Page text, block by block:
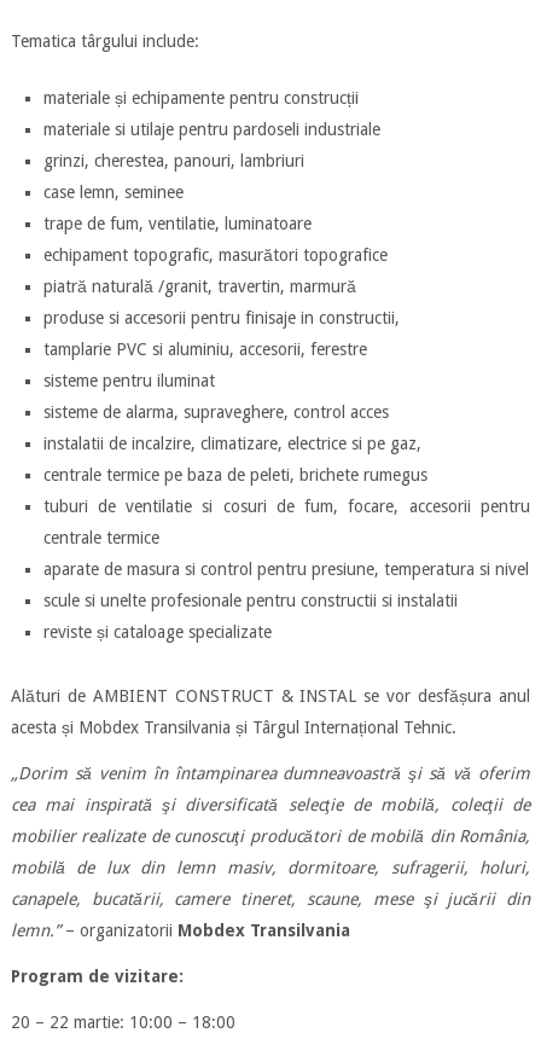
Tematica târgului include:
materiale și echipamente pentru construcții
materiale si utilaje pentru pardoseli industriale
grinzi, cherestea, panouri, lambriuri
case lemn, seminee
trape de fum, ventilatie, luminatoare
echipament topografic, masurători topografice
piatră naturală /granit, travertin, marmură
produse si accesorii pentru finisaje in constructii,
tamplarie PVC si aluminiu, accesorii, ferestre
sisteme pentru iluminat
sisteme de alarma, supraveghere, control acces
instalatii de incalzire, climatizare, electrice si pe gaz,
centrale termice pe baza de peleti, brichete rumegus
tuburi de ventilatie si cosuri de fum, focare, accesorii pentru
centrale termice
aparate de masura si control pentru presiune, temperatura si nivel
scule si unelte profesionale pentru constructii si instalatii
reviste și cataloage specializate
Alături de AMBIENT CONSTRUCT & INSTAL se vor desfășura anul
acesta și Mobdex Transilvania și Târgul Internațional Tehnic.
„Dorim să venim în întampinarea dumneavoastră şi să vă oferim
cea mai inspirată şi diversificată selecţie de mobilă, colecţii de
mobilier realizate de cunoscuţi producători de mobilă din România,
mobilă de lux din lemn masiv, dormitoare, sufragerii, holuri,
canapele, bucatării, camere tineret, scaune, mese şi jucării din
lemn.”– organizatorii Mobdex Transilvania
Program de vizitare:
20 – 22 martie: 10:00 – 18:00